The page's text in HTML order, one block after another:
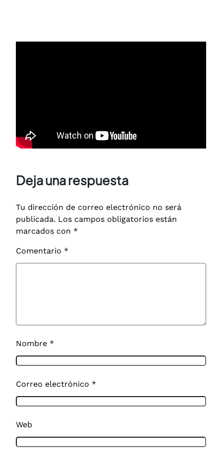
Deja una respuesta
Tu dirección de correo electrónico no será
publicada. Los campos obligatorios están
marcados con *
Comentario *
Nombre *
Correo electrónico *
Web